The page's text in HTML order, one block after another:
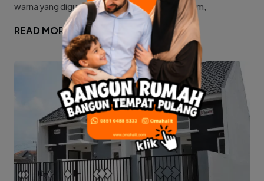
warna yang digunakan pun cenderung soft, warm,
READ MORE...